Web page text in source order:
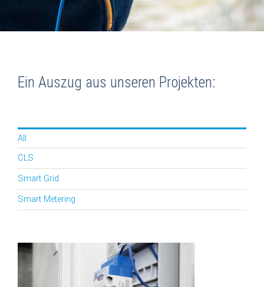
Ein Auszug aus unseren Projekten:
All
CLS
Smart Grid
Smart Metering